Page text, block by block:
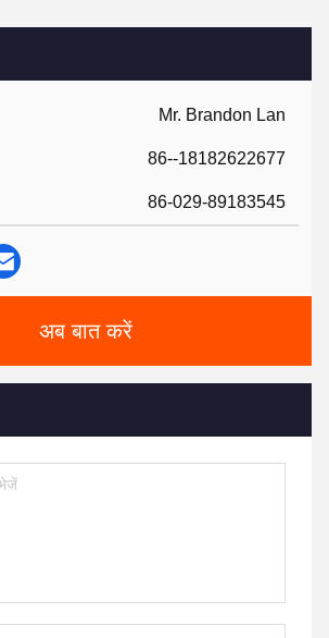
Mr. Brandon Lan
86--18182622677
86-029-89183545
अब बात करें